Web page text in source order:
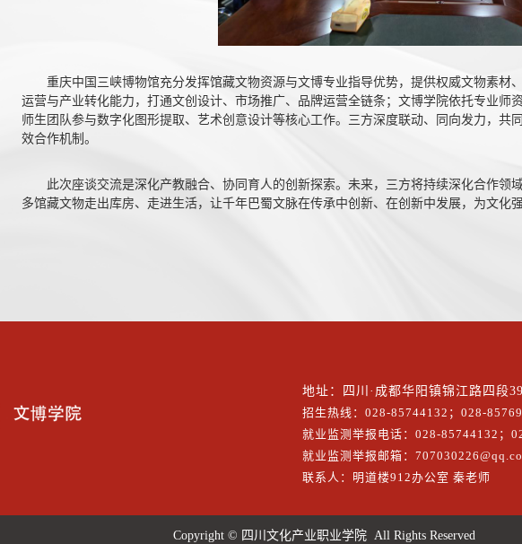
重庆中国三峡博物馆充分发挥馆藏文物资源与文博专业指导优势，提供权威文物素材
运营与产业转化能力，打通文创设计、市场推广、品牌运营全链条；文博学院依托专业师
师生团队参与数字化图形提取、艺术创意设计等核心工作。三方深度联动、同向发力，共
效合作机制。
此次座谈交流是深化产教融合、协同育人的创新探索。未来，三方将持续深化合作领
多馆藏文物走出库房、走进生活，让千年巴蜀文脉在传承中创新、在创新中发展，为文化
地址：四川·成都华阳镇锦江路四段
招生热线：028-85744132；028-
就业监测举报电话：028-85744132；
就业监测举报邮箱：
联系人：明道楼912办公室 秦老师
Copyright © 四川文化产业职业学院 All Rights Reserved